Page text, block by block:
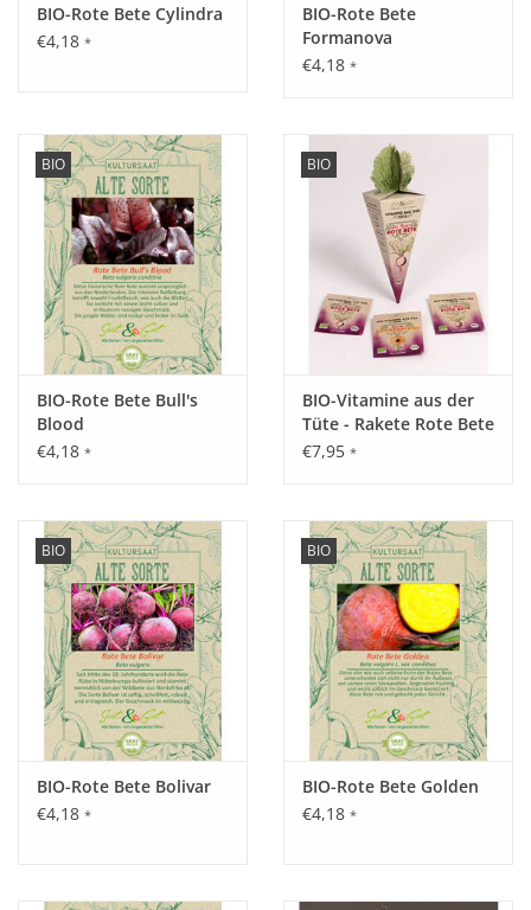
BIO-Rote Bete Cylindra
€4,18 *
BIO-Rote Bete
Formanova
€4,18 *
BIO
BIO-Rote Bete Bull's
Blood
€4,18 *
BIO
BIO-Vitamine aus der
Tüte - Rakete Rote Bete
€7,95 *
BIO
BIO-Rote Bete Bolivar
€4,18 *
BIO
BIO-Rote Bete Golden
€4,18 *